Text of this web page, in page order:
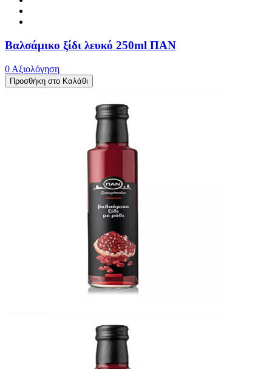
Βαλσάμικο ξίδι λευκό 250ml ΠΑΝ
0 Αξιολόγηση
Προσθήκη στο Καλάθι